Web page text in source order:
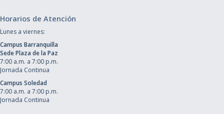
Horarios de Atención
Lunes a viernes:
Campus Barranquilla
Sede Plaza de la Paz
7:00 a.m. a 7:00 p.m.
Jornada Continua
Campus Soledad
7:00 a.m. a 7:00 p.m.
Jornada Continua